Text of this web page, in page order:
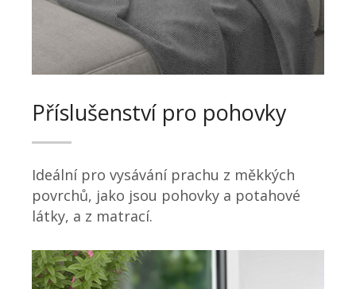
Příslušenství pro pohovky
Ideální pro vysávání prachu z měkkých
povrchů, jako jsou pohovky a potahové
látky, a z matrací.